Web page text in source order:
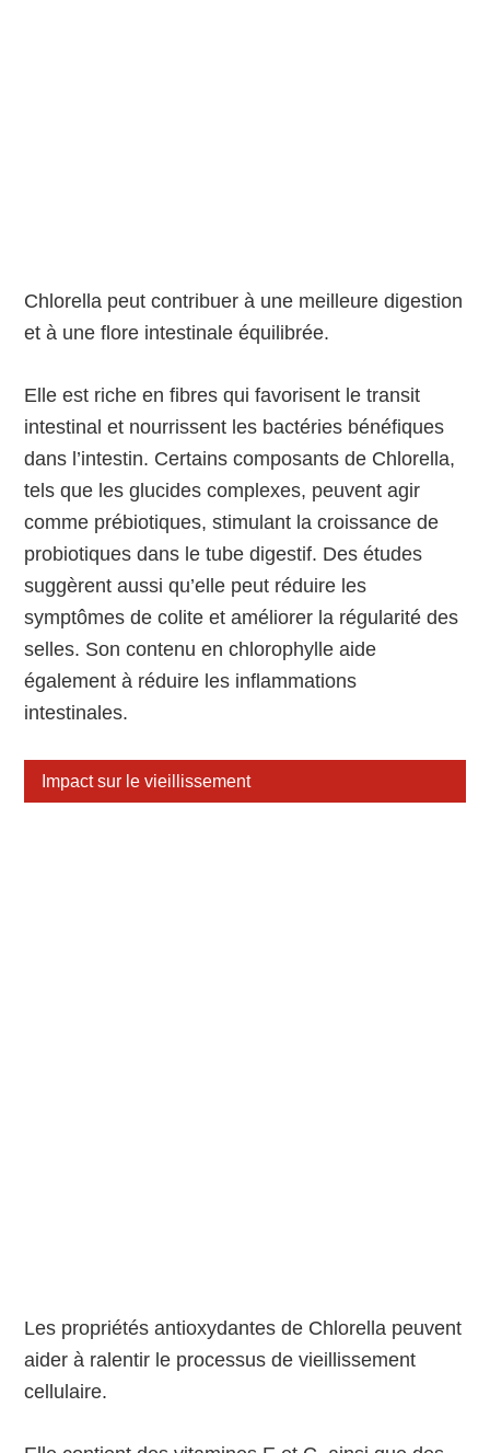
Chlorella peut contribuer à une meilleure digestion
et à une flore intestinale équilibrée.
Elle est riche en fibres qui favorisent le transit
intestinal et nourrissent les bactéries bénéfiques
dans l’intestin. Certains composants de Chlorella,
tels que les glucides complexes, peuvent agir
comme prébiotiques, stimulant la croissance de
probiotiques dans le tube digestif. Des études
suggèrent aussi qu’elle peut réduire les
symptômes de colite et améliorer la régularité des
selles. Son contenu en chlorophylle aide
également à réduire les inflammations
intestinales.
Impact sur le vieillissement
Les propriétés antioxydantes de Chlorella peuvent
aider à ralentir le processus de vieillissement
cellulaire.